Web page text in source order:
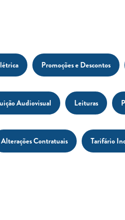
Promoções e Descontos
Audiovisual Leituras
Alterações Contratuais Tarifário